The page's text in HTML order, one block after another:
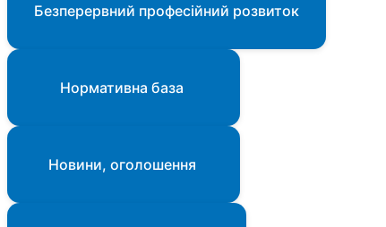
Безперервний професійний розвиток
Нормативна база
Новини, оголошення